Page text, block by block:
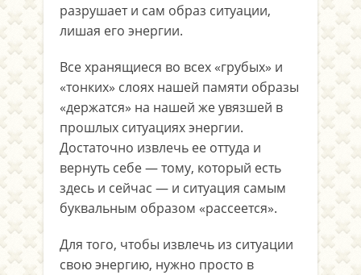
разрушает и сам образ ситуации,
лишая его энергии.
Все хранящиеся во всех «грубых» и
«тонких» слоях нашей памяти образы
«держатся» на нашей же увязшей в
прошлых ситуациях энергии.
Достаточно извлечь ее оттуда и
вернуть себе — тому, который есть
здесь и сейчас — и ситуация самым
буквальным образом «рассеется».
Для того, чтобы извлечь из ситуации
свою энергию, нужно просто в